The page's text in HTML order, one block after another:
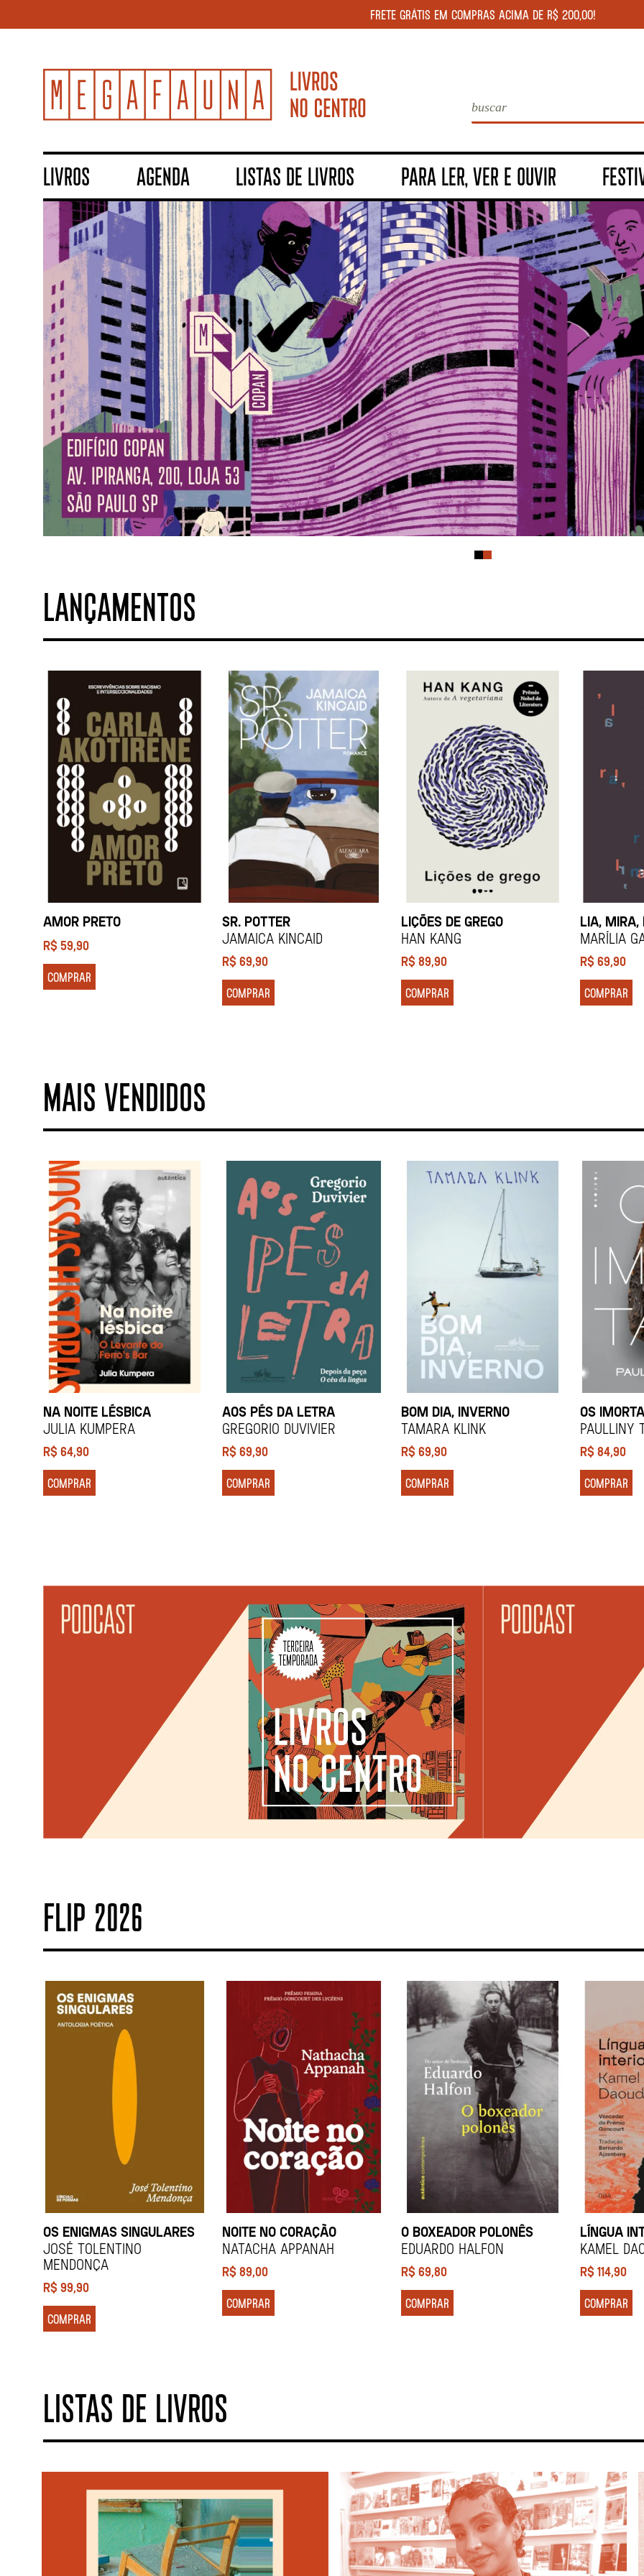
FRETE GRÁTIS EM COMPRAS ACIMA DE R$ 200,00!
LIVROS AGENDA LISTAS DE LIVROS PARA LER, VER E OUVIR
LANÇAMENTOS
AMOR PRETO
R$59,90
COMPRAR
SR. POTTER
Jamaica Kincaid
R$69,90
COMPRAR
LIÇÕES DE GREGO
HAN KANG
R$89,90
COMPRAR
LIA, MIRA,
Marília
R$69,90
COMPRAR
MAIS VENDIDOS
NA NOITE LÉSBICA
Julia Kumpera
R$64,90
COMPRAR
AOS PÉS DA LETRA
Gregorio Duvivier
R$69,90
COMPRAR
BOM DIA, INVERNO
Tamara Klink
R$69,90
COMPRAR
OS
Paulliny
R$84,90
COMPRAR
FLIP 2026
OS ENIGMAS SINGULARES
JOSÉ TOLENTINO
MENDONÇA
R$99,90
COMPRAR
NOITE NO CORAÇÃO
Natacha Appanah
R$89,00
COMPRAR
O BOXEADOR POLONÊS
EDUARDO HALFON
R$69,80
COMPRAR
LÍNGUA
KAMEL
R$114,90
COMPRAR
LISTAS DE LIVROS